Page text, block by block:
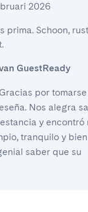
2026
prima. Schoon,
GuestReady
por
Nos alegra
y encontró
tranquilo y bien
saber que su